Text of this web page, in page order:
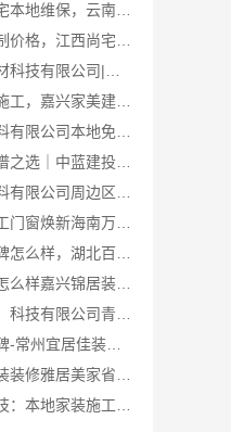
轻奢高端重钢住宅本地维保，云南晟构建筑建材有限公司贴心服务
平湖精装房装修施工，嘉兴家美建材科技有限公司标准工艺
成都农村建房靠谱之选｜中蓝建投北京建设有限公司四川
南湖区高端装饰怎么样嘉兴锦居装饰材料有限公司
江苏靠谱家装口碑-常州宜居佳装饰工程公司服务有保障